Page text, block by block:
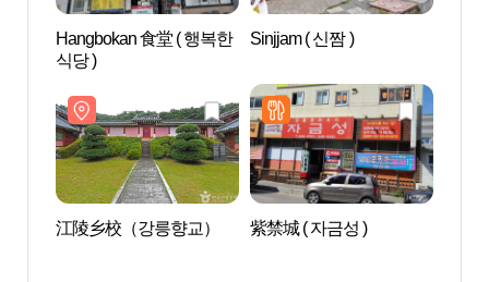
Hangbokan 食堂 ( 행복한
식당 )
Sinjjam ( 신짬 )
江陵乡校（강릉향교） 紫禁城 ( 자금성 )